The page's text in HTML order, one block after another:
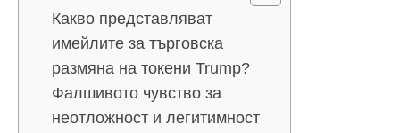
Какво представляват
имейлите за търговска
размяна на токени Trump?
Фалшивото чувство за
неотложност и легитимност